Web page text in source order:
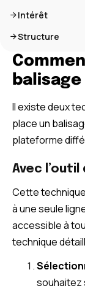
Intérêt
Structure
Il existe deux
place un
plateforme
Avec l’outil
Cette
à une seule
accessible à
technique
souhaitez